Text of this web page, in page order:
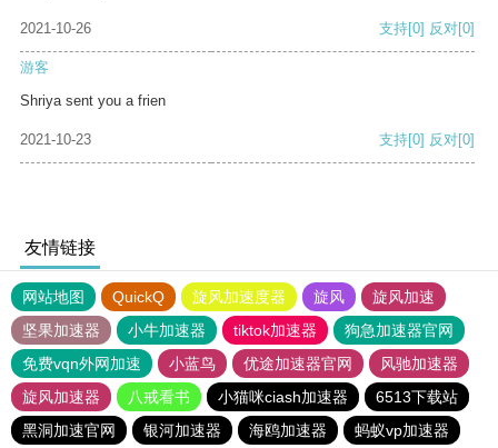
2021-10-26 支持[0] 反对[0]
游客
Shriya sent you a frien
2021-10-23 支持[0] 反对[0]
友情链接
网站地图 QuickQ 旋风加速度器 旋风
旋风加速
坚果加速器
小牛加速器 tiktok加速器
狗急加速器官网
免费vqn外网加速
小蓝鸟 优途加速器官网
风驰加速器
旋风加速器
八戒看书 小猫咪ciash加速器
6513下载站
黑洞加速官网
银河加速器 海鸥加速器 蚂蚁vp加速器